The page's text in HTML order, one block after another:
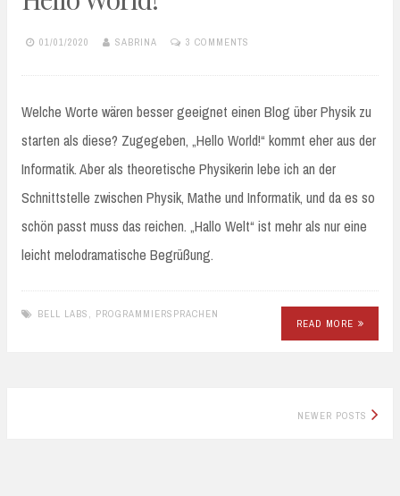
01/01/2020 SABRINA 3 COMMENTS
Welche Worte wären besser geeignet einen Blog über Physik zu
starten als diese? Zugegeben, „Hello World!“ kommt eher aus der
Informatik. Aber als theoretische Physikerin lebe ich an der
Schnittstelle zwischen Physik, Mathe und Informatik, und da es so
schön passt muss das reichen. „Hallo Welt“ ist mehr als nur eine
leicht melodramatische Begrüßung.
BELL LABS , PROGRAMMIERSPRACHEN
READ MORE
NEWER POSTS